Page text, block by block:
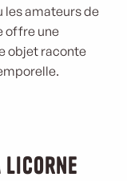
les amateurs de
offre une
objet raconte
Licorne